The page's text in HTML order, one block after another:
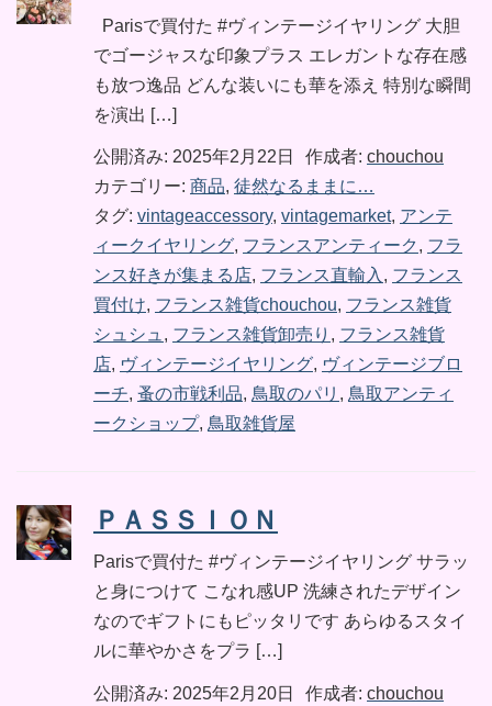
Parisで買付た #ヴィンテージイヤリング 大胆
でゴージャスな印象プラス エレガントな存在感
も放つ逸品 どんな装いにも華を添え 特別な瞬間
を演出 […]
公開済み: 2025年2月22日 作成者: chouchou
カテゴリー: 商品, 徒然なるままに…
タグ: vintageaccessory, vintagemarket, アンテ
ィークイヤリング, フランスアンティーク , フラ
ンス好きが集まる店, フランス直輸入 , フランス
買付け, フランス雑貨chouchou, フランス雑貨
シュシュ , フランス雑貨卸売り , フランス雑貨
店, ヴィンテージイヤリング, ヴィンテージブロ
ーチ, 蚤の市戦利品, 鳥取のパリ , 鳥取アンティ
ークショップ, 鳥取雑貨屋
ＰＡＳＳＩＯＮ
Parisで買付た #ヴィンテージイヤリング サラッ
と身につけて こなれ感UP 洗練されたデザイン
なのでギフトにもピッタリです あらゆるスタイ
ルに華やかさをプラ […]
公開済み: 2025年2月20日 作成者: chouchou